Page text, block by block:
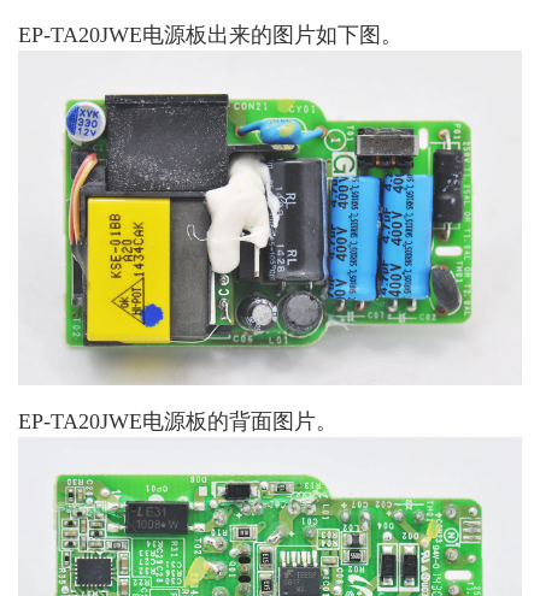
EP-TA20JWE电源板出来的图片如下图。
EP-TA20JWE电源板的背面图片。